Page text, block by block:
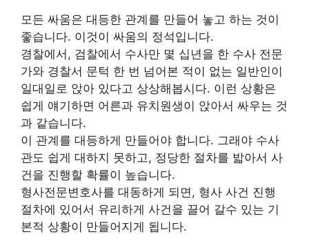
모든 싸움은 대등한 관계를 만들어 놓고 하는 것이
좋습니다. 이것이 싸움의 정석입니다.
경찰에서, 검찰에서 수사만 몇 십년을 한 수사 전문
가와 경찰서 문턱 한 번 넘어본 적이 없는 일반인이
일대일로 앉아 있다고 상상해봅시다. 이런 상황은
쉽게 얘기하면 어른과 유치원생이 앉아서 싸우는 것
과 같습니다.
이 관계를 대등하게 만들어야 합니다. 그래야 수사
관도 쉽게 대하지 못하고, 정당한 절차를 밟아서 사
건을 진행할 확률이 높습니다.
형사전문변호사를 대동하게 되면, 형사 사건 진행
절차에 있어서 유리하게 사건을 끌어 갈수 있는 기
본적 상황이 만들어지게 됩니다.